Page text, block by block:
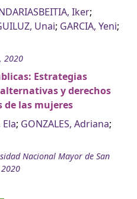
Iker;
Unai; GARCIA, Yeni;
2020
Estrategias
y derechos
de las mujeres
Ela; GONZALES, Adriana;
Nacional Mayor de San